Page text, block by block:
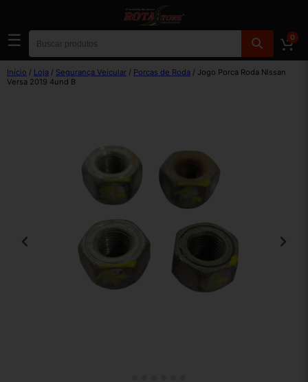
☰ 0
Início / Loja / Segurança Veicular / Porcas de Roda / Jogo Porca Roda Nissan
Versa 2019 4und B